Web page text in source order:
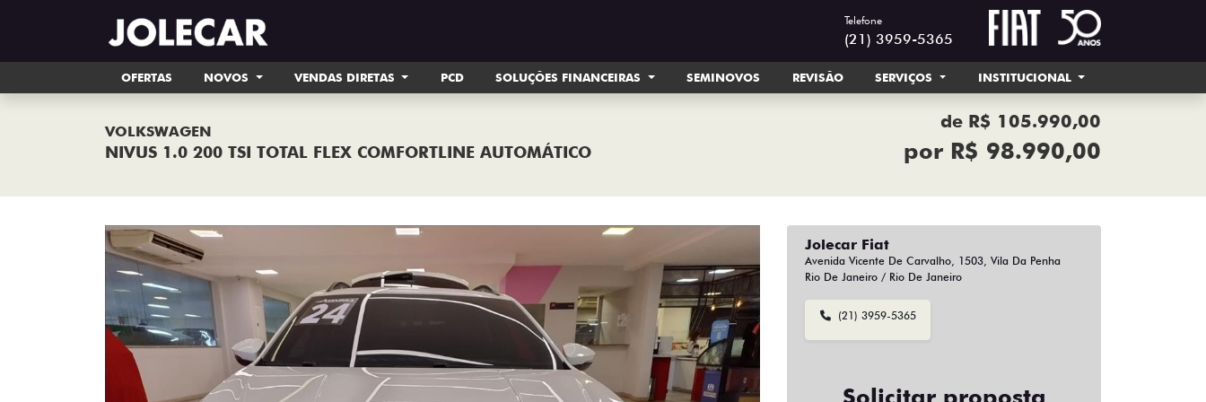
Telefone
(21) 3959-5365
OFERTAS NOVOS VENDAS DIRETAS PCD SOLUÇÕES FINANCEIRAS SEMINOVOS REVISÃO SERVIÇOS INSTITUCIONAL
VOLKSWAGEN
NIVUS 1.0 200 TSI TOTAL FLEX COMFORTLINE AUTOMÁTICO
de R$ 105.990,00
por R$ 98.990,00
Jolecar Fiat
Avenida Vicente De Carvalho, 1503, Vila Da Penha
Rio De Janeiro / Rio De Janeiro
(21) 3959-5365
Solicitar proposta